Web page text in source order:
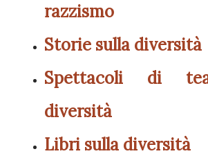
razzismo
Storie sulla diversità
Spettacoli di
diversità
Libri sulla diversità